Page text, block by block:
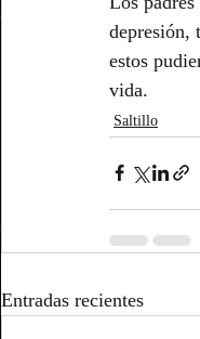
depresión,
estos
vida.
Saltillo
Entradas recientes